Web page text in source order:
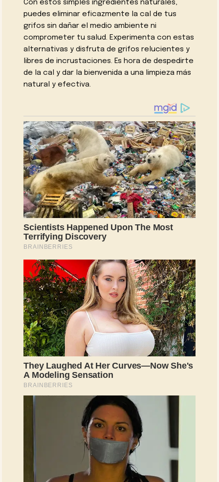
Con estos simples ingredientes naturales,
puedes eliminar eficazmente la cal de tus
grifos sin dañar el medio ambiente ni
comprometer tu salud. Experimenta con estas
alternativas y disfruta de grifos relucientes y
libres de incrustaciones. Es hora de despedirte
de la cal y dar la bienvenida a una limpieza más
natural y efectiva.